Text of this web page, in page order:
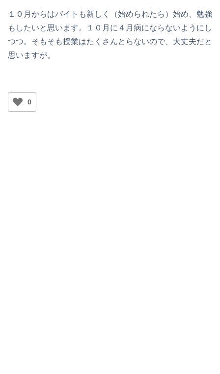
１０月からはバイトも新しく（始められたら）始め、勉強
もしたいと思います。１０月に４月病にならないようにし
つつ。そもそも授業はたくさんとらないので、大丈夫だと
思いますが。
0